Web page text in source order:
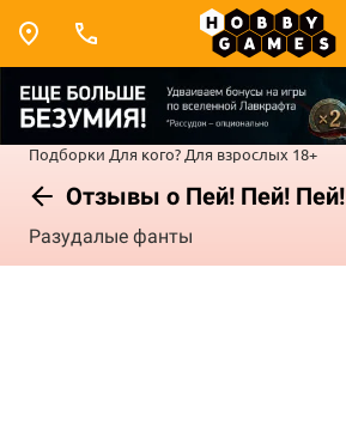
Подборки Для кого? Для взрослых 18+
Отзывы о Пей! Пей! Пей!
Разудалые фанты